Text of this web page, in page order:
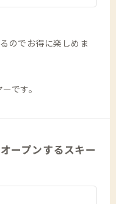
のでお得に楽しめま
です。
ープンするスキー